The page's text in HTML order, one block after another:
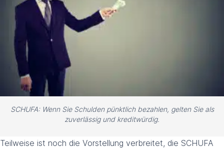
SCHUFA: Wenn Sie Schulden pünktlich bezahlen, gelten Sie als
zuverlässig und kreditwürdig.
Teilweise ist noch die Vorstellung verbreitet, die SCHUFA